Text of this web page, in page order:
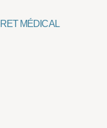
MÉDICAL